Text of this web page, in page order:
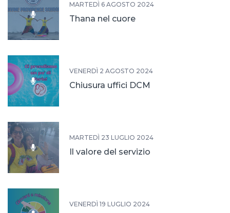
MARTEDÌ 6 AGOSTO 2024
Thana nel cuore
VENERDÌ 2 AGOSTO 2024
Chiusura uffici DCM
MARTEDÌ 23 LUGLIO 2024
Il valore del servizio
VENERDÌ 19 LUGLIO 2024